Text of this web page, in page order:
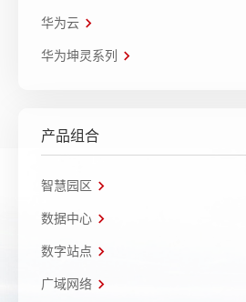
华为云
华为坤灵系列
产品组合
智慧园区
数据中心
数字站点
广域网络